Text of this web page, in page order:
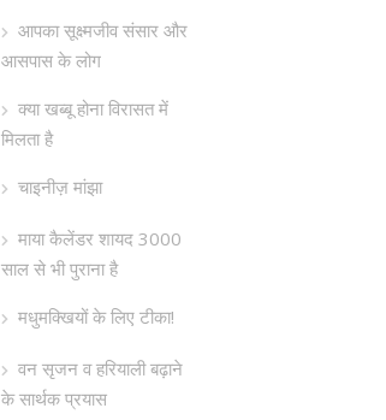
आपका सूक्ष्मजीव संसार और
आसपास के लोग
क्या खब्बू होना विरासत में
मिलता है
चाइनीज़ मांझा
माया कैलेंडर शायद 3000
साल से भी पुराना है
मधुमक्खियों के लिए टीका!
वन सृजन व हरियाली बढ़ाने
के सार्थक प्रयास